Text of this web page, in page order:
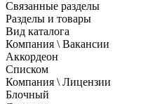
Связанные разделы
Разделы и товары
Вид каталога
Компания \ Вакансии
Аккордеон
Списком
Компания \ Лицензии
Блочный